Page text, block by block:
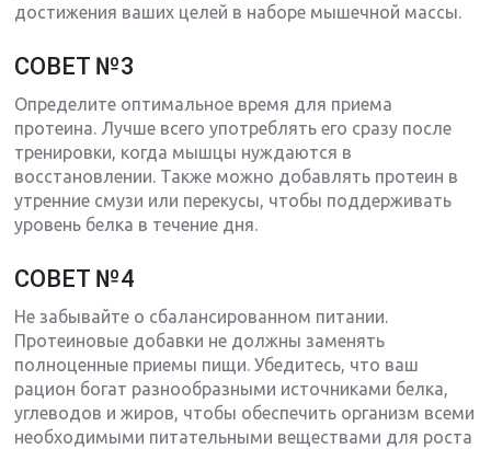
достижения ваших целей в наборе мышечной массы.
СОВЕТ №3
Определите оптимальное время для приема
протеина. Лучше всего употреблять его сразу после
тренировки, когда мышцы нуждаются в
восстановлении. Также можно добавлять протеин в
утренние смузи или перекусы, чтобы поддерживать
уровень белка в течение дня.
СОВЕТ №4
Не забывайте о сбалансированном питании.
Протеиновые добавки не должны заменять
полноценные приемы пищи. Убедитесь, что ваш
рацион богат разнообразными источниками белка,
углеводов и жиров, чтобы обеспечить организм всеми
необходимыми питательными веществами для роста